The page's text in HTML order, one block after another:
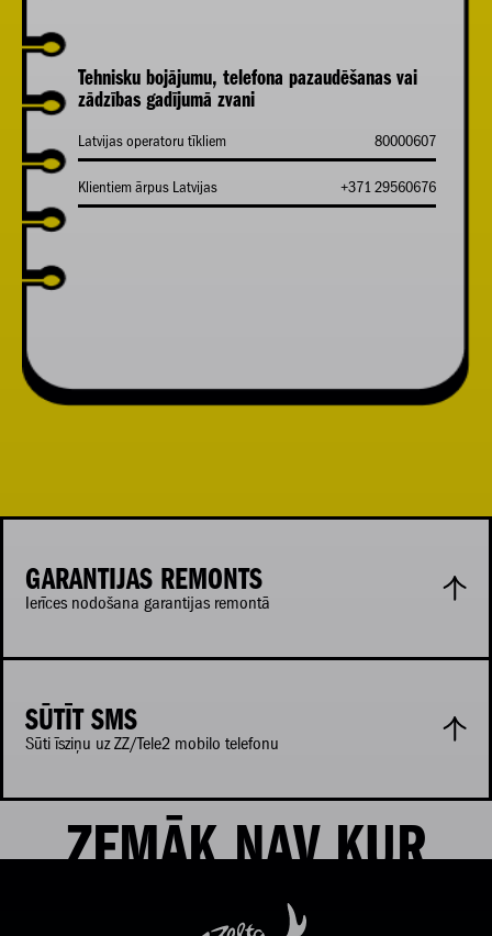
Tehnisku bojājumu, telefona pazaudēšanas vai
zādzības gadījumā zvani
Latvijas operatoru tīkliem 80000607
Klientiem ārpus Latvijas +371 29560676
GARANTIJAS REMONTS
Ierīces nodošana garantijas remontā
SŪTĪT SMS
Sūti īsziņu uz ZZ/Tele2 mobilo telefonu
ZEMĀK NAV KUR